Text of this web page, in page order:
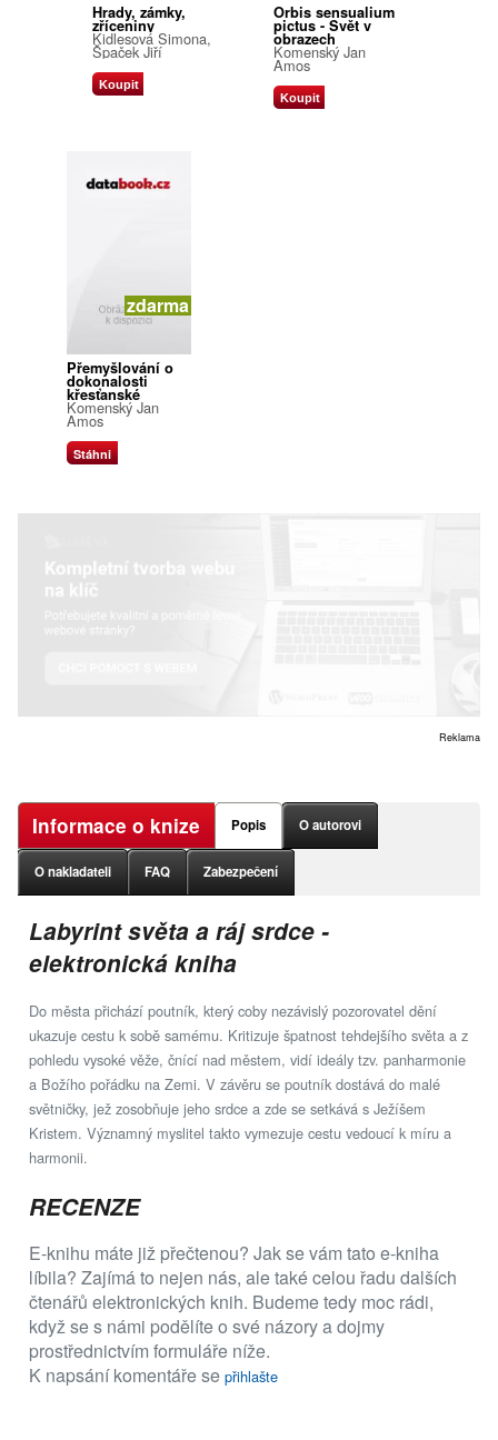
Hrady, zámky,
zříceniny
Kidlesová Simona,
Špaček Jiří
Koupit
Orbis sensualium
pictus - Svět v
obrazech
Komenský Jan
Amos
Koupit
zdarma
Přemyšlování o
dokonalosti
křesťanské
Komenský Jan
Amos
Stáhni
Reklama
Informace o knize Popis O autorovi
O nakladateli FAQ Zabezpečení
Labyrint světa a ráj srdce -
elektronická kniha
Do města přichází poutník, který coby nezávislý pozorovatel dění
ukazuje cestu k sobě samému. Kritizuje špatnost tehdejšího světa a z
pohledu vysoké věže, čnící nad městem, vidí ideály tzv. panharmonie
a Božího pořádku na Zemi. V závěru se poutník dostává do malé
světničky, jež zosobňuje jeho srdce a zde se setkává s Ježíšem
Kristem. Významný myslitel takto vymezuje cestu vedoucí k míru a
harmonii.
RECENZE
E-knihu máte již přečtenou? Jak se vám tato e-kniha
líbila? Zajímá to nejen nás, ale také celou řadu dalších
čtenářů elektronických knih. Budeme tedy moc rádi,
když se s námi podělíte o své názory a dojmy
prostřednictvím formuláře níže.
K napsání komentáře se přihlašte